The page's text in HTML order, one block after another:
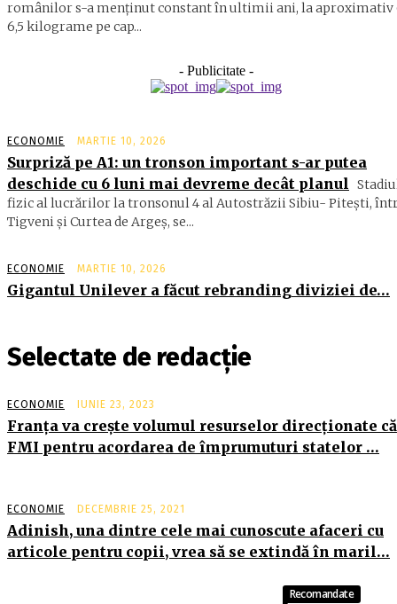
ro­mâ­nilor s-a menţinut constant în ul­timii ani, la aproximativ
6,5 ki­lograme pe cap...
- Publicitate -
ECONOMIE MARTIE 10, 2026
Surpriză pe A1: un tronson important s-ar putea
deschide cu 6 luni mai devreme decât planul
fizic al lucrărilor la tronsonul 4 al Autostrăzii Sibiu- Piteşti,
Tigveni şi Curtea de Argeş, se...
ECONOMIE MARTIE 10, 2026
Gigantul Unilever a făcut rebranding diviziei de…
Selectate de redacție
ECONOMIE IUNIE 23, 2023
Franţa va creşte volumul resurselor direcţionate
FMI pentru acordarea de împrumuturi statelor …
ECONOMIE DECEMBRIE 25, 2021
Adinish, una dintre cele mai cunoscute afaceri cu
articole pentru copii, vrea să se extindă în maril…
Recomandate